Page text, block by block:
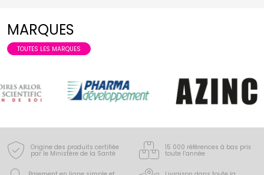
MARQUES
TOUTES LES MARQUES
Origine des produits certifiée
par le Ministère de la Santé
15 000 références à bas prix
toute l’année